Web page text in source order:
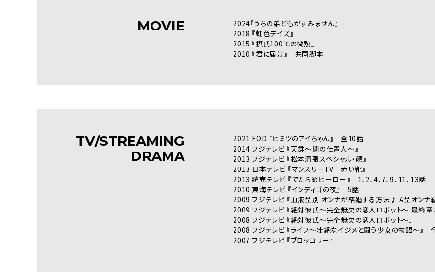
MOVIE
2024『うちの弟どもがすみません』
2018 『虹色デイズ』
2015 『摂氏100℃の微熱』
2010 『君に届け』 共同脚本
TV/STREAMING
DRAMA
2021 FOD 『ヒミツのアイちゃん』 全10話
2014 フジテレビ 『天誅〜闇の仕置人〜』
2013 フジテレビ 『松本清張スペシャル・顔』
2013 日本テレビ 『マンスリーTV 赤い靴』
2013 読売テレビ 『でたらめヒーロー』 1、2、4、7、9、11、13話
2010 東海テレビ 『インディゴの夜』 5話
2009 フジテレビ 『血液型別 オンナが結婚する方法♪ A型オンナ
2009 フジテレビ 『絶対彼氏〜完全無欠の恋人ロボット〜 最終章
2008 フジテレビ 『絶対彼氏〜完全無欠の恋人ロボット〜』
2008 フジテレビ 『ライフ〜壮絶なイジメと闘う少女の物語〜』
2007 フジテレビ 『ブロッコリー』